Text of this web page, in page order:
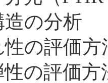
の分析
の評価方
の評価方